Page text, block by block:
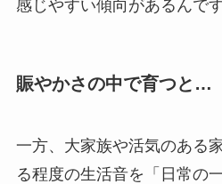
感じやすい傾向があるんです
賑やかさの中で育つと…
一方、大家族や活気のある
る程度の生活音を「日常の